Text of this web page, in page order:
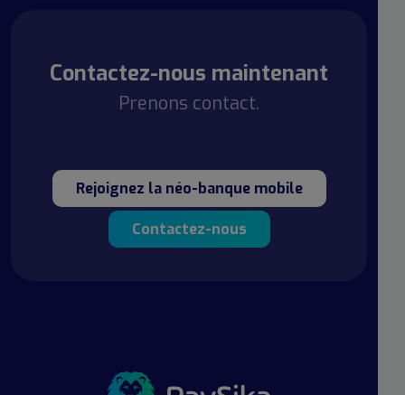
Contactez-nous maintenant
Prenons contact.
Rejoignez la néo-banque mobile
Contactez-nous